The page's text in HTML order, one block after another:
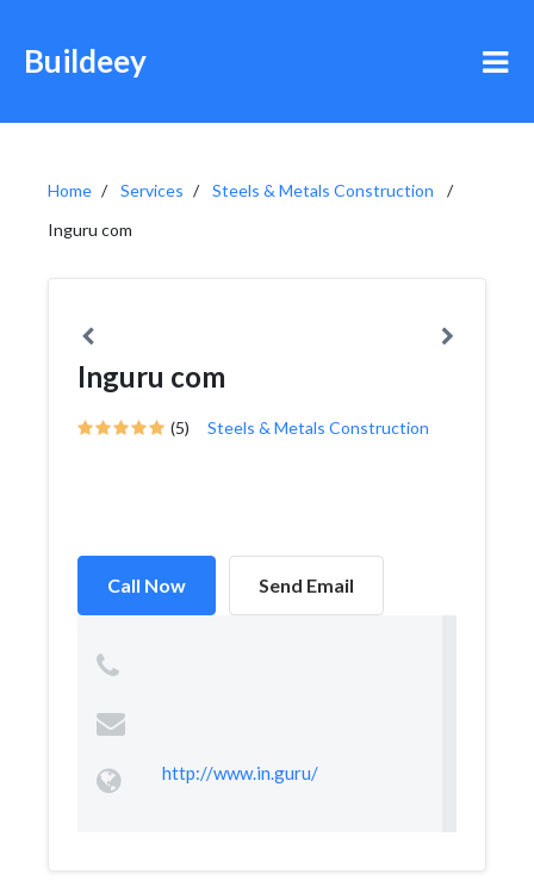
Buildeey
Home Services
Steels & Metals Construction
Inguru com
Inguru com
(5) Steels & Metals Construction
Call Now Send Email
http://www.in.guru/